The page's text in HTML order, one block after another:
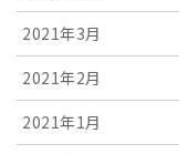
2021年3月
2021年2月
2021年1月